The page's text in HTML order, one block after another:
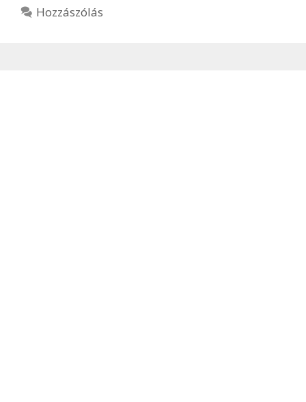
Hozzászólás